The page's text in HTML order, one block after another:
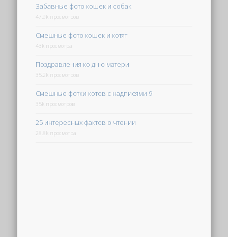
Забавные фото кошек и собак
47.9k просмотров
Смешные фото кошек и котят
43k просмотра
Поздравления ко дню матери
35.2k просмотров
Смешные фотки котов с надписями 9
35k просмотров
25 интересных фактов о чтении
28.8k просмотра